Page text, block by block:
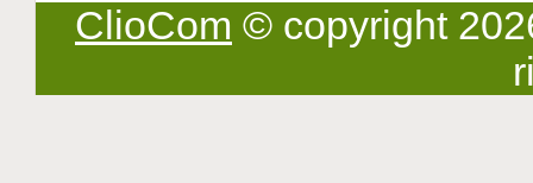
ClioCom © copyright